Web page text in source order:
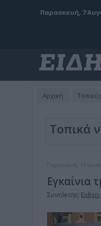
Παρασκευή, 7
Αρχική
Τοπικά
Παρασκευή, 15
Εγκαίνια
Συντάκτης: